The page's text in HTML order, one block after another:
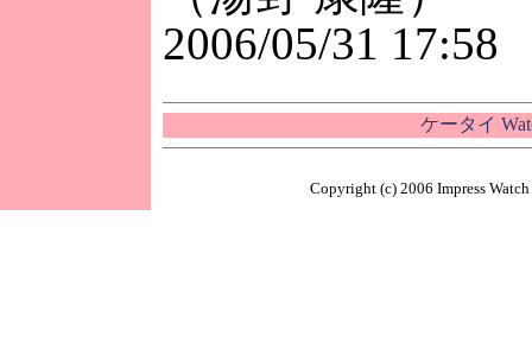
2006/05/31 17:58
ケータイ
Copyright (c) 2006 Impress